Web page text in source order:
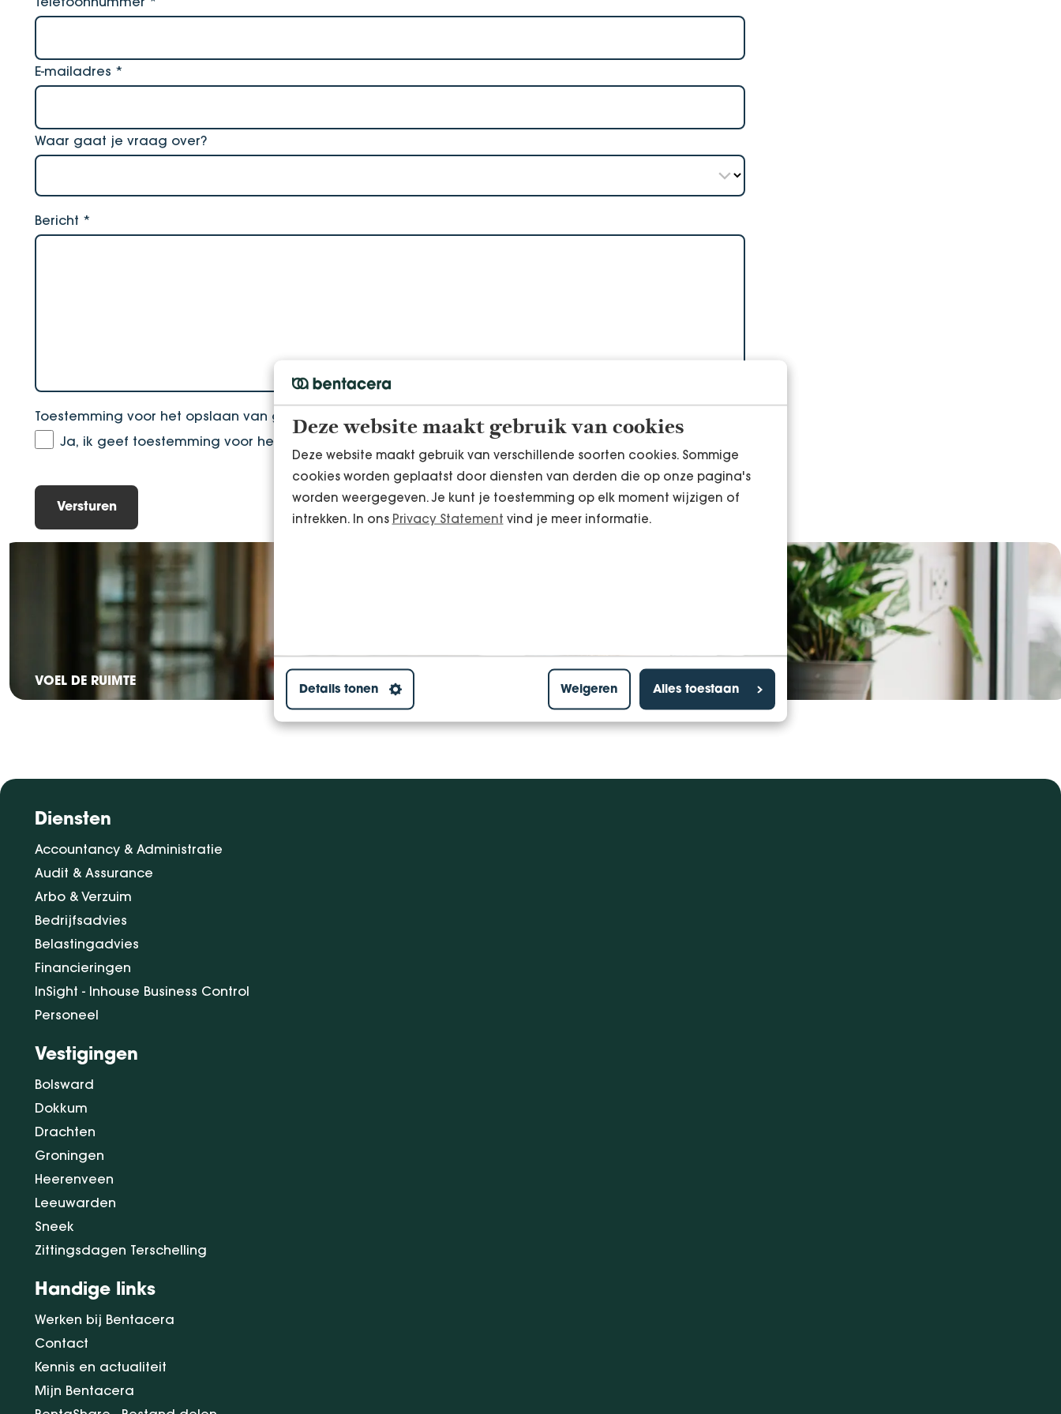
Deze website maakt gebruik van cookies
Deze website maakt gebruik van verschillende soorten cookies. Sommige
cookies worden geplaatst door diensten van derden die op onze pagina's
worden weergegeven. Je kunt je toestemming op elk moment wijzigen of
intrekken. In ons Privacy Statement vind je meer informatie.
Details tonen Weigeren Alles toestaan
E-mailadres *
Waar gaat je vraag over?
Bericht *
Toestemming voor het opslaan van gegevens
Ja, ik geef toestemming voor het opslaan en verwerken van mijn gegevens
VOEL DE RUIMTE
Diensten
Accountancy & Administratie
Audit & Assurance
Arbo & Verzuim
Bedrijfsadvies
Belastingadvies
Financieringen
InSight - Inhouse Business Control
Personeel
Vestigingen
Bolsward
Dokkum
Drachten
Groningen
Heerenveen
Leeuwarden
Sneek
Zittingsdagen Terschelling
Handige links
Werken bij Bentacera
Contact
Kennis en actualiteit
Mijn Bentacera